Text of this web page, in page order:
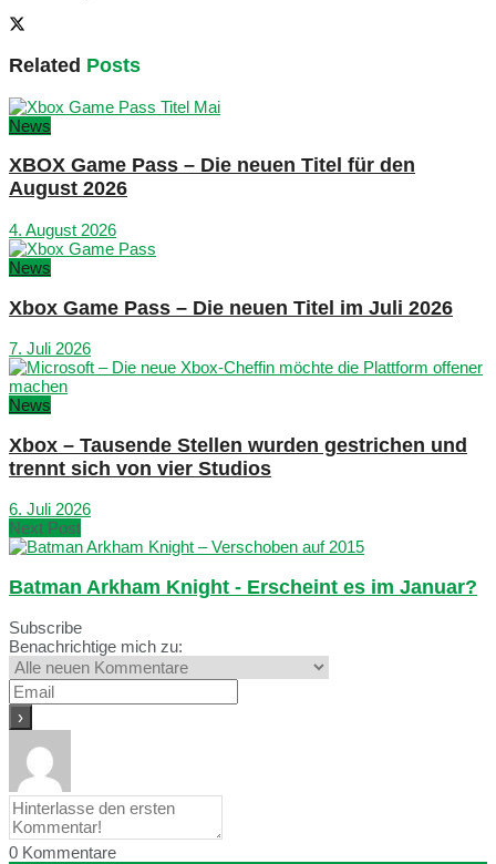
Related Posts
News
XBOX Game Pass – Die neuen Titel für den
August 2026
4. August 2026
News
Xbox Game Pass – Die neuen Titel im Juli 2026
7. Juli 2026
News
Xbox – Tausende Stellen wurden gestrichen und
trennt sich von vier Studios
6. Juli 2026
Next Post
Batman Arkham Knight - Erscheint es im Januar?
Subscribe
Benachrichtige mich zu:
0 Kommentare